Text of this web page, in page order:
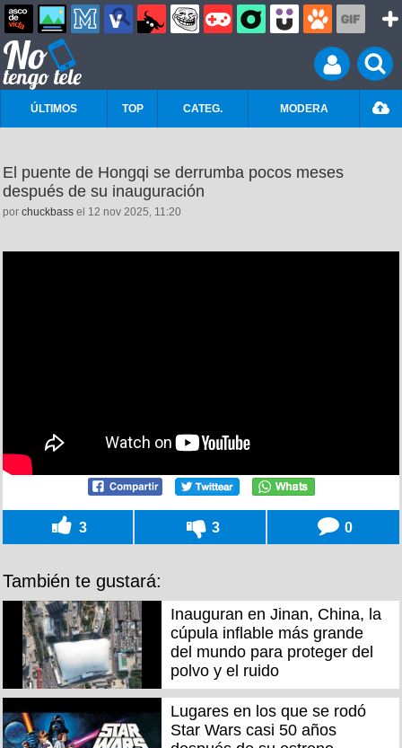
ÚLTIMOS TOP CATEG. MODERA
El puente de Hongqi se derrumba pocos meses
después de su inauguración
por chuckbass el 12 nov 2025, 11:20
3 3 0
También te gustará:
Inauguran en Jinan, China, la
cúpula inflable más grande
del mundo para proteger del
polvo y el ruido
Lugares en los que se rodó
Star Wars casi 50 años